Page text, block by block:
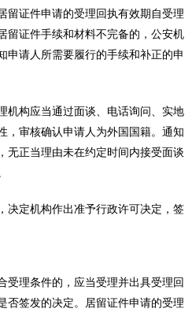
留证件申请的受理回执有效期自受理
留证件手续和材料不完备的，公安机
申请人所需要履行的手续和补正的申
机构应当通过面谈、电话询问、实地
，审核确认申请人为外国国籍。通知
无正当理由未在约定时间内接受面谈
决定机构作出准予行政许可决定，签
受理条件的，应当受理并出具受理回
否签发的决定。居留证件申请的受理